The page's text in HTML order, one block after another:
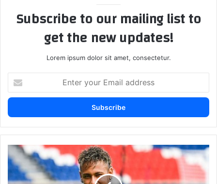
Subscribe to our mailing list to
get the new updates!
Lorem ipsum dolor sit amet, consectetur.
your
Email
هذه
هي
القيمة
المالية